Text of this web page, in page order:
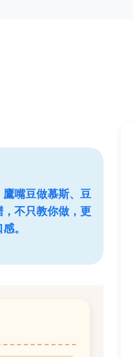
嘴豆做慕斯、豆
不只教你做，更
。